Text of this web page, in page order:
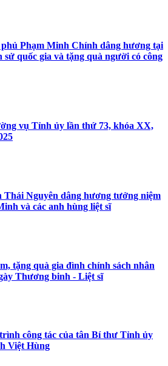
Phạm Minh Chính dâng hương tại
quốc gia và tặng quà người có công
vụ Tỉnh ủy lần thứ 73, khóa XX,
Thái Nguyên dâng hương tưởng niệm
và các anh hùng liệt sĩ
tặng quà gia đình chính sách nhân
Thương binh - Liệt sĩ
công tác của tân Bí thư Tỉnh ủy
Việt Hùng